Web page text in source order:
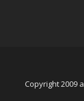
Copyright 2009